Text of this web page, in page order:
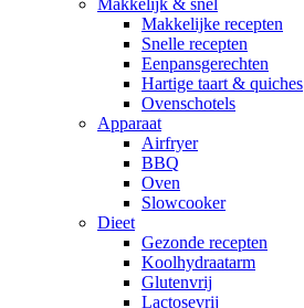
Makkelijk & snel
Makkelijke recepten
Snelle recepten
Eenpansgerechten
Hartige taart & quiches
Ovenschotels
Apparaat
Airfryer
BBQ
Oven
Slowcooker
Dieet
Gezonde recepten
Koolhydraatarm
Glutenvrij
Lactosevrij